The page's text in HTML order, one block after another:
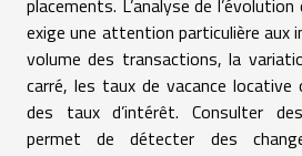
placements. L’analyse de
exige une attention particulière aux
volume des transactions, la
carré, les taux de vacance locative
des taux d’intérêt. Consulter
permet de détecter des